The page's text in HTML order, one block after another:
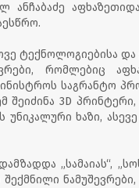
ანჩაბაძე
ტექნოლოგიებისა
რომლებიც
საგრანტო
შეიძინა 3D
უნიკალური ხაზი,
„სამაიას“,